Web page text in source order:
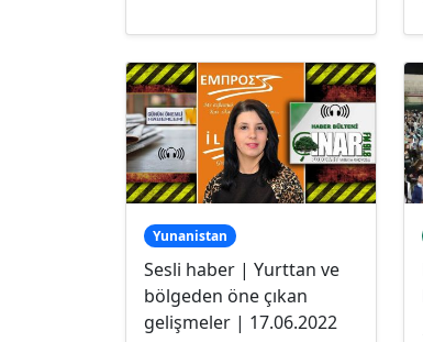
Yunanistan
Sesli haber | Yurttan ve
bölgeden öne çıkan
gelişmeler | 17.06.2022